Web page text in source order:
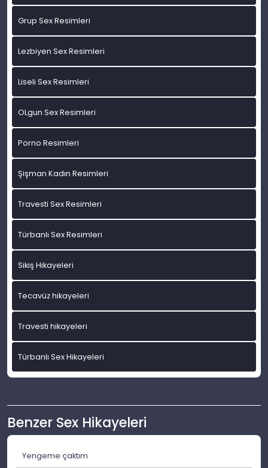
Grup Sex Resimleri
Lezbiyen Sex Resimleri
Liseli Sex Resimleri
OLgun Sex Resimleri
Porno Resimleri
Şişman Kadın Resimleri
Travesti Sex Resimleri
Türbanlı Sex Resimleri
Sikiş Hikayeleri
Tecavüz hikayeleri
Travesti hikayeleri
Türbanlı Sex Hikayeleri
Benzer Sex Hikayeleri
Yengeme çaktım